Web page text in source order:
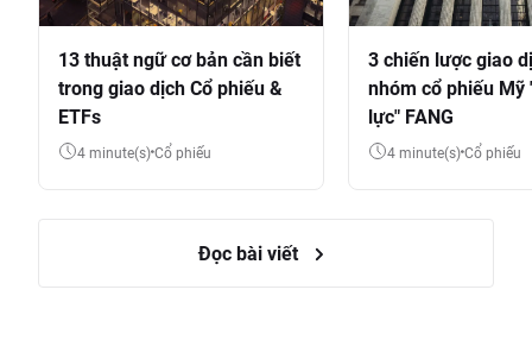
13 thuật ngữ cơ bản cần biết
trong giao dịch Cổ phiếu &
ETFs
4 minute(s) Cổ phiếu
3 chiến lược giao
nhóm cổ phiếu Mỹ
lực" FANG
4 minute(s) Cổ phiếu
Đọc bài viết